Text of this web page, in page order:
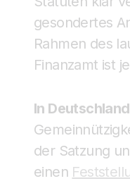
gesondertes
Rahmen des
Finanzamt ist
In Deutschland
der Satzung
einen